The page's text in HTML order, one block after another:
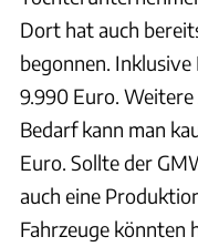
Dort hat auch
begonnen.
9.990 Euro.
Bedarf kann man
Euro. Sollte der
auch eine
Fahrzeuge könnten